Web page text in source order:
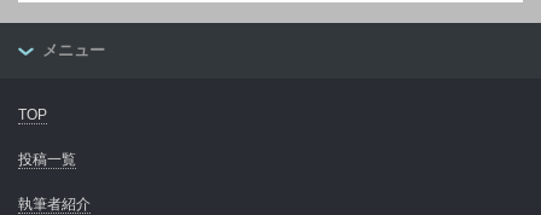
メニュー
TOP
投稿一覧
執筆者紹介